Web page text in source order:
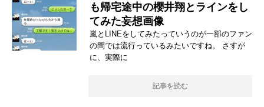
も帰宅途中の櫻井翔とラインをし
てみた妄想画像
嵐とLINEをしてみたっていうのが一部のファン
の間では流行っているみたいですね。 さすが
に、実際に
記事を読む